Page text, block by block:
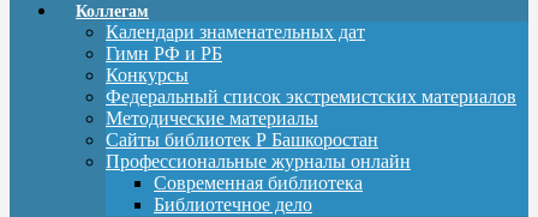
Коллегам
Календари знаменательных дат
Гимн РФ и РБ
Конкурсы
Федеральный список экстремистских материалов
Методические материалы
Сайты библиотек Р Башкоростан
Профессиональные журналы онлайн
Современная библиотека
Библиотечное дело